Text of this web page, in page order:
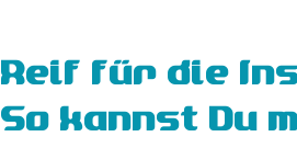
Reif für die
So kannst Du